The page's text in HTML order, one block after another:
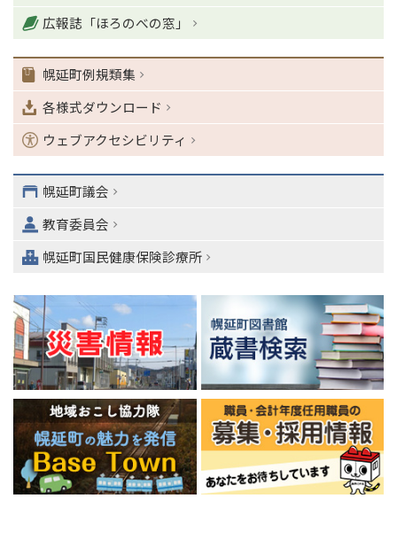
広報誌「ほろのべの窓」
幌延町例規類集
各様式ダウンロード
ウェブアクセシビリティ
幌延町議会
教育委員会
幌延町国民健康保険診療所